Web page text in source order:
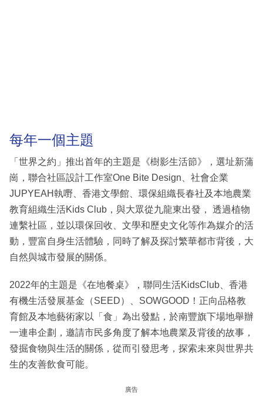
每年一個主題
「世界之約」推出首年的主題是《樹影生活節》，選址新蒲
崗，聯合社區設計工作室One Bite Design、社會企業
JUPYEAH執嘢、香港文學館、環保組織長春社及本地農業
教育組織生活Kids Club，與大眾從九龍東出發， 透過植物
連繫社區，並以環保回收、文學和歷史文化等作為媒介的活
動，豐富自身生活體驗，同時了解及探討繁華都市背後，大
自然與城市發展的關係。
2022年的主題是《在地餐桌》，聯同生活KidsClub、香港
有機生活發展基金（SEED）、SOWGOOD！正向品格教
育館及本地藝術家以「食」為出發點，於南豐旗下場地舉辦
一連串企劃，邀請市民多角度了解本地農業及背後的故事，
發掘食物與生活的關係，從而引發思考，探索未來與世界共
生的友善飲食可能。
廣告